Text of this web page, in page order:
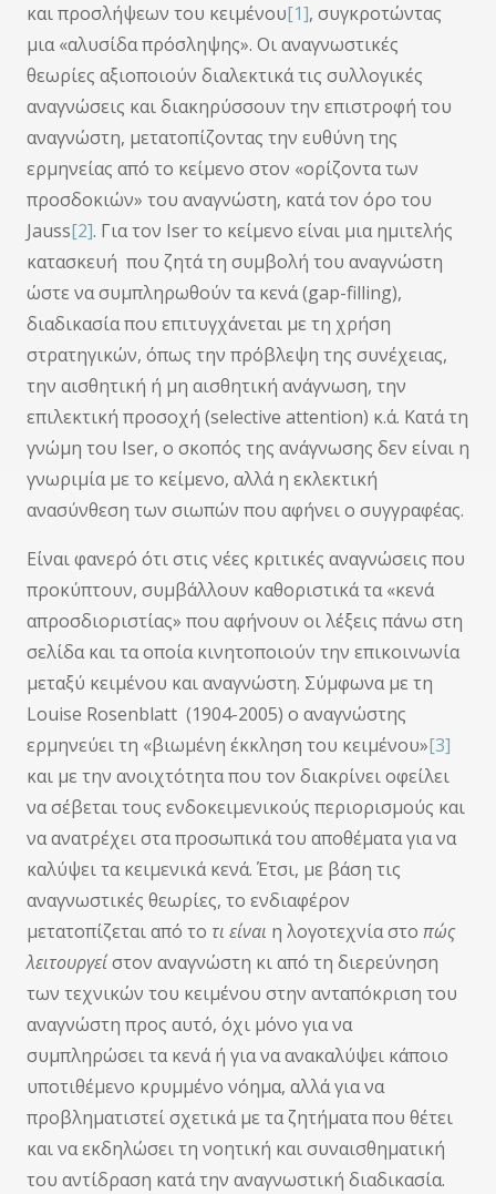
και προσλήψεων του κειμένου[1], συγκροτώντας
μια «αλυσίδα πρόσληψης». Οι αναγνωστικές
θεωρίες αξιοποιούν διαλεκτικά τις συλλογικές
αναγνώσεις και διακηρύσσουν την επιστροφή του
αναγνώστη, μετατοπίζοντας την ευθύνη της
ερμηνείας από το κείμενο στον «ορίζοντα των
προσδοκιών» του αναγνώστη, κατά τον όρο του
Jauss[2]. Για τον Iser το κείμενο είναι μια ημιτελής
κατασκευή που ζητά τη συμβολή του αναγνώστη
ώστε να συμπληρωθούν τα κενά (gap-filling),
διαδικασία που επιτυγχάνεται με τη χρήση
στρατηγικών, όπως την πρόβλεψη της συνέχειας,
την αισθητική ή μη αισθητική ανάγνωση, την
επιλεκτική προσοχή (selective attention) κ.ά. Κατά τη
γνώμη του Iser, ο σκοπός της ανάγνωσης δεν είναι η
γνωριμία με το κείμενο, αλλά η εκλεκτική
ανασύνθεση των σιωπών που αφήνει ο συγγραφέας.
Είναι φανερό ότι στις νέες κριτικές αναγνώσεις που
προκύπτουν, συμβάλλουν καθοριστικά τα «κενά
απροσδιοριστίας» που αφήνουν οι λέξεις πάνω στη
σελίδα και τα οποία κινητοποιούν την επικοινωνία
μεταξύ κειμένου και αναγνώστη. Σύμφωνα με τη
Louise Rosenblatt (1904-2005) ο αναγνώστης
ερμηνεύει τη «βιωμένη έκκληση του κειμένου»[3]
και με την ανοιχτότητα που τον διακρίνει οφείλει
να σέβεται τους ενδοκειμενικούς περιορισμούς και
να ανατρέχει στα προσωπικά του αποθέματα για να
καλύψει τα κειμενικά κενά. Έτσι, με βάση τις
αναγνωστικές θεωρίες, το ενδιαφέρον
μετατοπίζεται από το τι είναι η λογοτεχνία στο πώς
λειτουργείστον αναγνώστη κι από τη διερεύνηση
των τεχνικών του κειμένου στην ανταπόκριση του
αναγνώστη προς αυτό, όχι μόνο για να
συμπληρώσει τα κενά ή για να ανακαλύψει κάποιο
υποτιθέμενο κρυμμένο νόημα, αλλά για να
προβληματιστεί σχετικά με τα ζητήματα που θέτει
και να εκδηλώσει τη νοητική και συναισθηματική
του αντίδραση κατά την αναγνωστική διαδικασία.